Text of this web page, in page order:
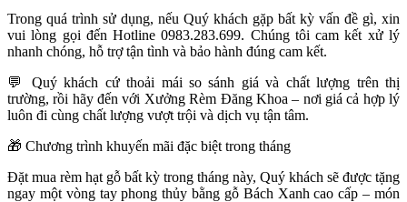
Trong quá trình sử dụng, nếu Quý khách gặp bất kỳ vấn đề gì, xin
vui lòng gọi đến Hotline 0983.283.699. Chúng tôi cam kết xử lý
nhanh chóng, hỗ trợ tận tình và bảo hành đúng cam kết.
💬 Quý khách cứ thoải mái so sánh giá và chất lượng trên thị
trường, rồi hãy đến với Xưởng Rèm Đăng Khoa – nơi giá cả hợp lý
luôn đi cùng chất lượng vượt trội và dịch vụ tận tâm.
🎁 Chương trình khuyến mãi đặc biệt trong tháng
Đặt mua rèm hạt gỗ bất kỳ trong tháng này, Quý khách sẽ được tặng
ngay một vòng tay phong thủy bằng gỗ Bách Xanh cao cấp – món